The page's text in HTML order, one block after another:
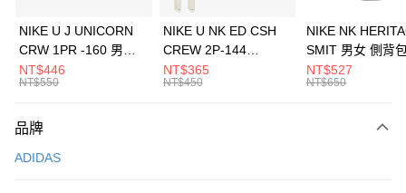
元大商業銀行
台灣樂天信用卡公司
全盈+PAY
AFTEE先享後付
【關於「AFTEE先享後付」】
便利好安心！
運送方式
NIKE U J UNICORN
CRW 1PR -160 男女
中統襪 FZ3393100
NT$446
NT$550
NIKE U NK ED CSH
CREW 2P-144
EMBRDY 男女 短統襪
FZ3073133
NT$365
NT$450
NIKE NK
SMIT 男女 側背
BA5871010
NT$527
NT$650
品牌
ADIDAS